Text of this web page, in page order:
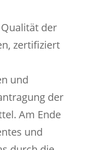
der
zertifiziert
und
der
Am Ende
und